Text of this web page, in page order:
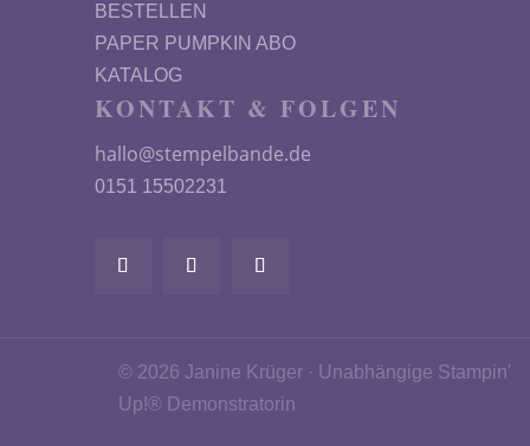
BESTELLEN
PAPER PUMPKIN ABO
KATALOG
KONTAKT & FOLGEN
hallo@stempelbande.de
0151 15502231
© 2026 Janine Krüger · Unabhängige Stampin'
Up!® Demonstratorin